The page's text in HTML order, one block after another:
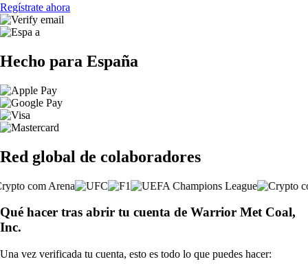
Regístrate ahora
Hecho para España
Red global de colaboradores
Qué hacer tras abrir tu cuenta de Warrior Met Coal,
Inc.
Una vez verificada tu cuenta, esto es todo lo que puedes hacer: